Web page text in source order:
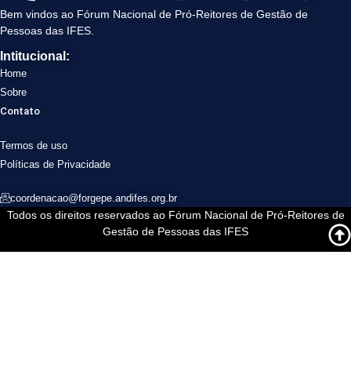
Bem vindos ao Fórum Nacional de Pró-Reitores de Gestão de
Pessoas das IFES.
Intitucional:
Home
Sobre
Contato
Termos de uso
Políticas de Privacidade
coordenacao@forgepe.andifes.org.br
Todos os direitos reservados ao Fórum Nacional de Pró-Reitores de
Gestão de Pessoas das IFES